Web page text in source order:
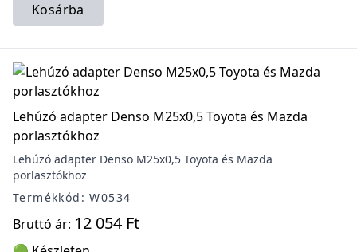
Kosárba
Lehúzó adapter Denso M25x0,5 Toyota és Mazda
porlasztókhoz
Lehúzó adapter Denso M25x0,5 Toyota és Mazda
porlasztókhoz
Termékkód: W0534
Bruttó ár: 12 054 Ft